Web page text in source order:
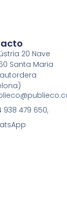
20 Nave
Santa Maria
938 479 650,